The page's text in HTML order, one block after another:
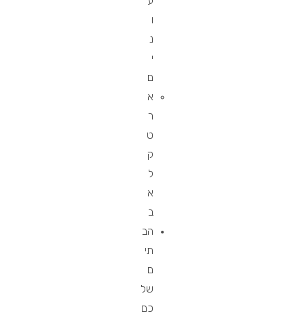
ו
נ
י
ם
א
ר
ט
ק
ל
א
ב
הב
תי
ם
של
כם